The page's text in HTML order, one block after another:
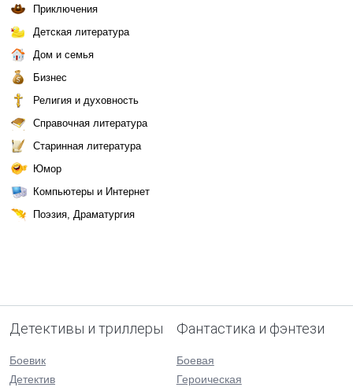
Приключения
Детская литература
Дом и семья
Бизнес
Религия и духовность
Справочная литература
Старинная литература
Юмор
Компьютеры и Интернет
Поэзия, Драматургия
Детективы и триллеры
Боевик
Детектив
Фантастика и фэнтези
Боевая
Героическая